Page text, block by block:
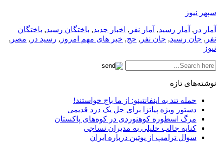
سپهر نیوز
آمار در , آمار رسید, آمار نفر , اخبار جدید, باختگان رسید, باختگان
نفر , جان رسید, جان نفر , حج, خبر های مهم امروز , رسید در , مصر ,
نیوز
نوشته‌های تازه
حمله تند به اینفانتینو: از ما باج خواستند!
دستور ویژه پیاتزا برای حل یک درد قدیمی
مرگ اسطوره کوهنوردی در کوه‌های پاکستان
کنایه جالب خلیلی به مدیران نساجی
سوال ترامپ از پوتین درباره ایران